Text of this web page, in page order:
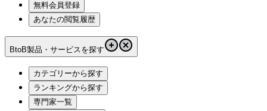
無料会員登録
あなたの閲覧履歴
BtoB製品・サービスを探す
カテゴリーから探す
ランキングから探す
専門家一覧